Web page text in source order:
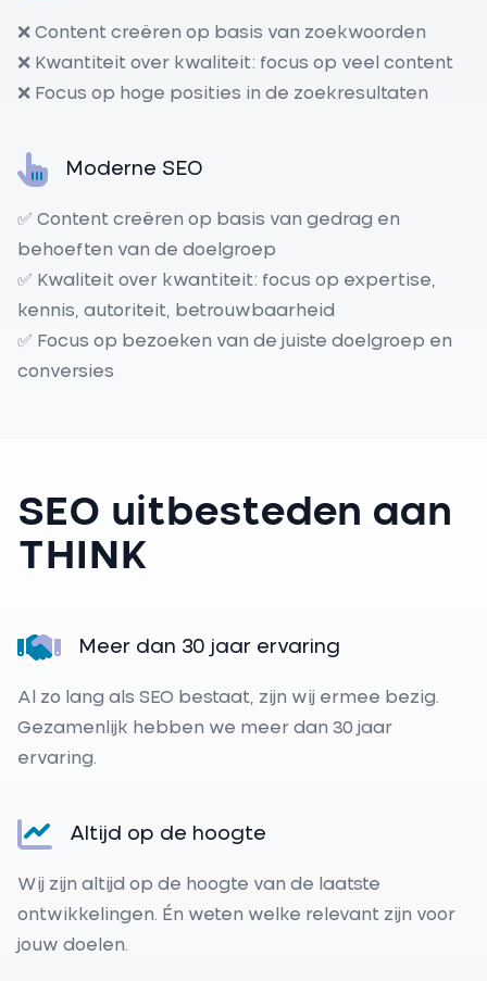
❌ Content creëren op basis van zoekwoorden
❌ Kwantiteit over kwaliteit: focus op veel content
❌ Focus op hoge posities in de zoekresultaten
Moderne SEO
✅ Content creëren op basis van gedrag en
behoeften van de doelgroep
✅ Kwaliteit over kwantiteit: focus op expertise,
kennis, autoriteit, betrouwbaarheid
✅ Focus op bezoeken van de juiste doelgroep en
conversies
SEO uitbesteden aan
THINK
Meer dan 30 jaar ervaring
Al zo lang als SEO bestaat, zijn wij ermee bezig.
Gezamenlijk hebben we meer dan 30 jaar
ervaring.
Altijd op de hoogte
Wij zijn altijd op de hoogte van de laatste
ontwikkelingen. Én weten welke relevant zijn voor
jouw doelen.